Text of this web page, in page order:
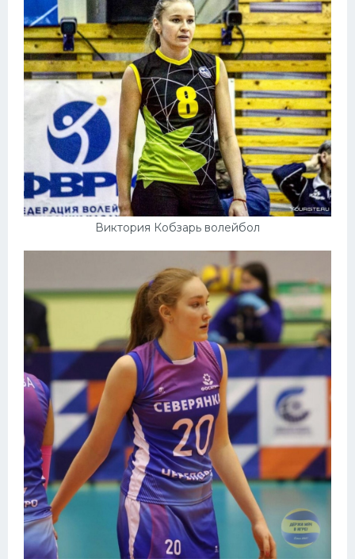
Виктория Кобзарь волейбол